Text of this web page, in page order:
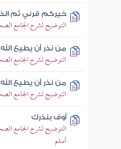
خيركم قرني ثم
التوضيح لشرح الجامع
من نذر أن يطيع
التوضيح لشرح الجامع
من نذر أن يطيع
التوضيح لشرح الجامع
أوف بنذرك
التوضيح لشرح الجامع
أسلم